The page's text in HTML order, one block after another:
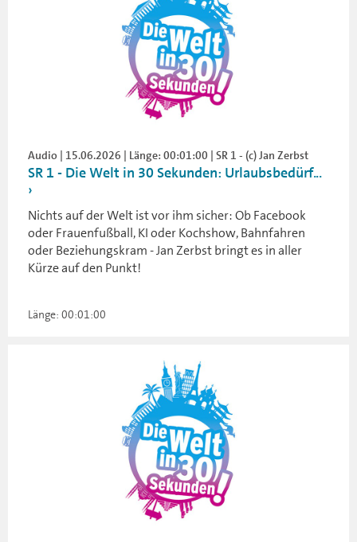
Audio | 15.06.2026 | Länge: 00:01:00 | SR 1 - (c) Jan Zerbst
SR 1 - Die Welt in 30 Sekunden: Urlaubsbedürf...
Nichts auf der Welt ist vor ihm sicher: Ob Facebook
oder Frauenfußball, KI oder Kochshow, Bahnfahren
oder Beziehungskram - Jan Zerbst bringt es in aller
Kürze auf den Punkt!
Länge: 00:01:00